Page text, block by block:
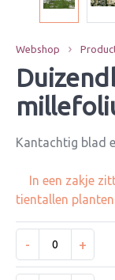
Webshop
Kantachtig blad
In een zakje
tientallen
- +